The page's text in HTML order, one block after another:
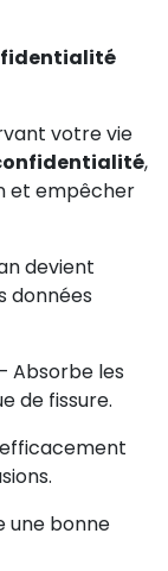
votre vie
,
et empêcher
devient
données
Absorbe les
de fissure.
une bonne